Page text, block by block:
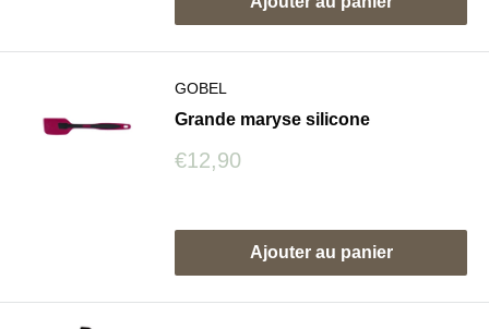
GOBEL
Grande maryse silicone
Prix
€12,90
Ajouter au panier